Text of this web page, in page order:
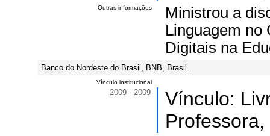
Outras informações
Ministrou a
Linguagem no
Digitais na
Banco do Nordeste do Brasil, BNB, Brasil.
Vínculo institucional
2009 - 2009
Vínculo: